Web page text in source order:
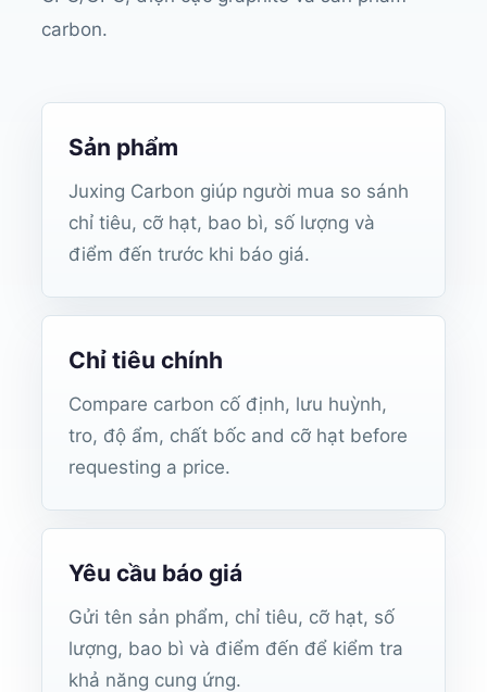
carbon.
Sản phẩm
Juxing Carbon giúp người mua so sánh
chỉ tiêu, cỡ hạt, bao bì, số lượng và
điểm đến trước khi báo giá.
Chỉ tiêu chính
Compare carbon cố định, lưu huỳnh,
tro, độ ẩm, chất bốc and cỡ hạt before
requesting a price.
Yêu cầu báo giá
Gửi tên sản phẩm, chỉ tiêu, cỡ hạt, số
lượng, bao bì và điểm đến để kiểm tra
khả năng cung ứng.